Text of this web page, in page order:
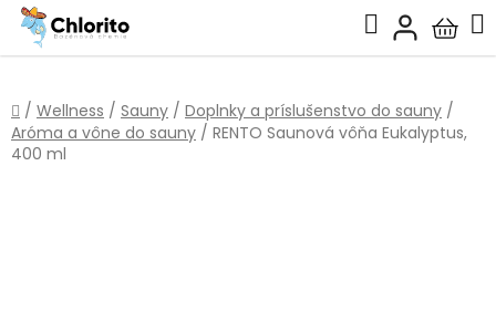
Prejsť
obsah
Hľadať
košík
Domov
/ Wellness / Sauny / Doplnky a príslušenstvo do sauny /
Aróma a vône do sauny / RENTO Saunová vôňa Eukalyptus,
400 ml